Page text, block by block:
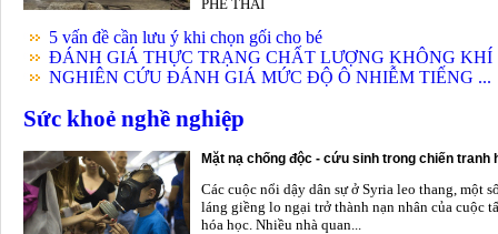
PHẾ THẢI
5 vấn đề cần lưu ý khi chọn gối cho bé
ĐÁNH GIÁ THỰC TRẠNG CHẤT LƯỢNG KHÔNG KHÍ
NGHIÊN CỨU ĐÁNH GIÁ MỨC ĐỘ Ô NHIỄM TIẾNG ...
Sức khoẻ nghề nghiệp
Mặt nạ chống độc - cứu sinh trong chiến tranh
Các cuộc nổi dậy dân sự ở Syria leo thang, một
láng giềng lo ngại trở thành nạn nhân của cuộc
hóa học. Nhiều nhà quan...